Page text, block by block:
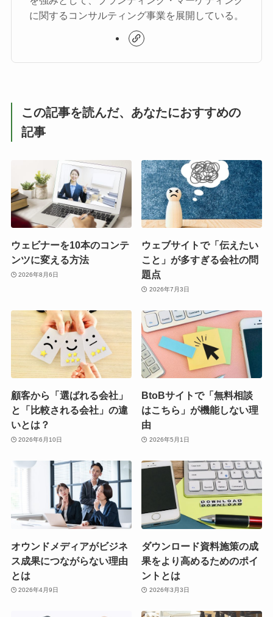
に関するコンサルティング事業を展開している。
この記事を読んだ、あなたにおすすめの
記事
ウェビナーを10本のコンテ
ンツに変える方法
2026年8月6日
ウェブサイトで「伝えたい
こと」が多すぎる会社の問
題点
2026年7月3日
顧客から「選ばれる会社」
と「比較される会社」の違
いとは？
2026年6月10日
BtoBサイトで「無料相談
はこちら」が機能しない理
由
2026年5月1日
オウンドメディアがビジネ
ス成果につながらない理由
とは
2026年4月9日
ダウンロード資料施策の成
果をより高めるためのポイ
ントとは
2026年3月3日